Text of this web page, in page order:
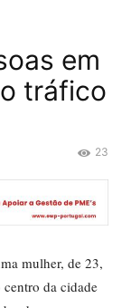
em
tráfico
23
mulher, de 23,
da cidade